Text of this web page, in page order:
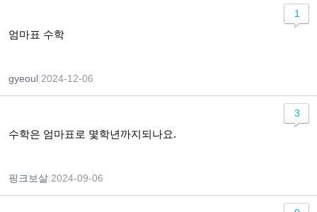
엄마표 수학
gyeoul 2024-12-06
1
수학은 엄마표로 몇학년까지되나요.
핑크보살 2024-09-06
3